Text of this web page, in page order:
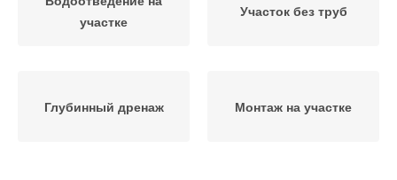
участке
Участок без труб
Глубинный дренаж Монтаж на участке